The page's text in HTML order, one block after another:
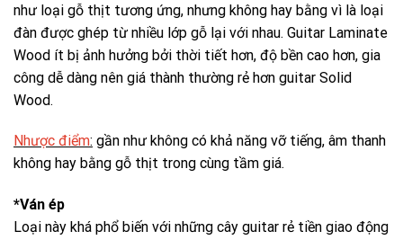
như loại gỗ thịt tương ứng, nhưng không hay bằng vì là loại
đàn được ghép từ nhiều lớp gỗ lại với nhau. Guitar Laminate
Wood ít bị ảnh hưởng bởi thời tiết hơn, độ bền cao hơn, gia
công dễ dàng nên giá thành thường rẻ hơn guitar Solid
Wood.
Nhược điểm: gần như không có khả năng vỡ tiếng, âm thanh
không hay bằng gỗ thịt trong cùng tầm giá.
*Ván ép
Loại này khá phổ biến với những cây guitar rẻ tiền giao động